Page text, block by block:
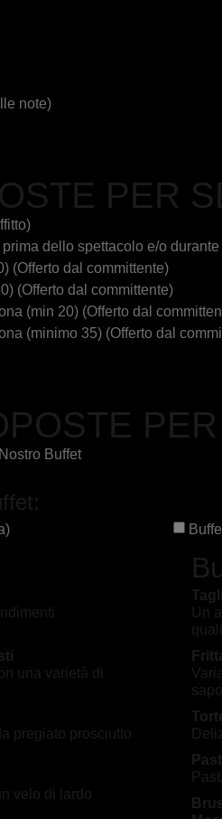
note)
PER
dello spettacolo e/o
(Offerto dal committente)
(Offerto dal committente)
(min 20) (Offerto dal
(minimo 35) (Offerto dal
Nostro Buffet
una varietà di
pregiato prosciutto
velo di lardo
Un